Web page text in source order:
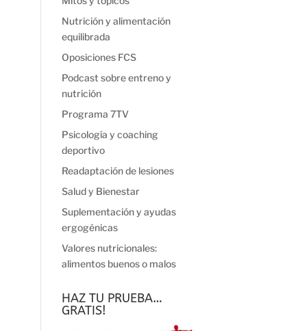
Nutrición y alimentación
equilibrada
Oposiciones FCS
Podcast sobre entreno y
nutrición
Programa 7TV
Psicología y coaching
deportivo
Readaptación de lesiones
Salud y Bienestar
Suplementación y ayudas
ergogénicas
Valores nutricionales:
alimentos buenos o malos
HAZ TU PRUEBA…
GRATIS!